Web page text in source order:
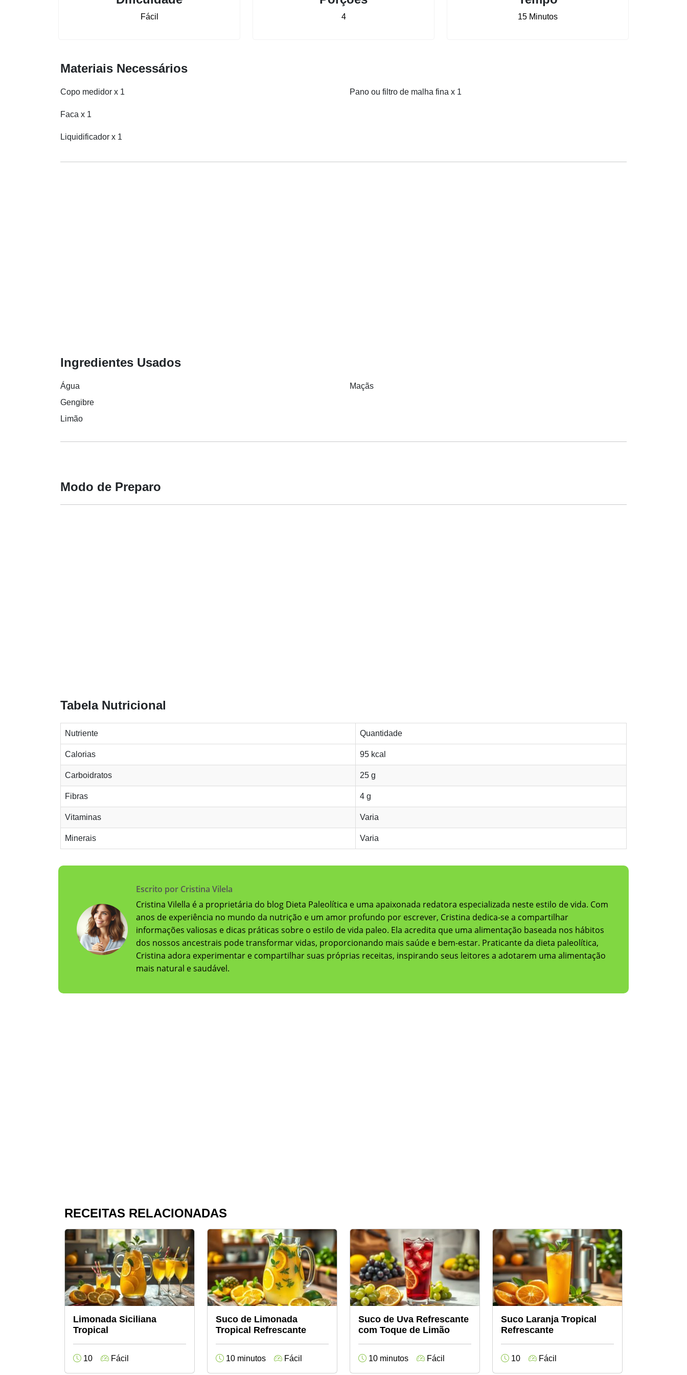
Fácil 4 15 Minutos
Materiais Necessários
Copo medidor x 1
Faca x 1
Liquidificador x 1
Pano ou filtro de malha fina x 1
Ingredientes Usados
Água
Gengibre
Limão
Maçãs
Modo de Preparo
Tabela Nutricional
Nutriente Quantidade
Calorias 95 kcal
Carboidratos 25 g
Fibras 4 g
Vitaminas Varia
Minerais Varia
Escrito por Cristina Vilela
Cristina Vilella é a proprietária do blog Dieta Paleolítica e uma apaixonada redatora especializada neste estilo de vida. Com
anos de experiência no mundo da nutrição e um amor profundo por escrever, Cristina dedica-se a compartilhar
informações valiosas e dicas práticas sobre o estilo de vida paleo. Ela acredita que uma alimentação baseada nos hábitos
dos nossos ancestrais pode transformar vidas, proporcionando mais saúde e bem-estar. Praticante da dieta paleolítica,
Cristina adora experimentar e compartilhar suas próprias receitas, inspirando seus leitores a adotarem uma alimentação
mais natural e saudável.
RECEITAS RELACIONADAS
Limonada Siciliana
Tropical
10 Fácil
Suco de Limonada
Tropical Refrescante
10 minutos Fácil
Suco de Uva Refrescante
com Toque de Limão
10 minutos Fácil
Suco Laranja Tropical
Refrescante
10 Fácil